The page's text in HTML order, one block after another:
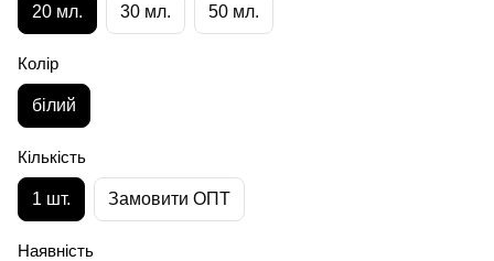
20 мл. 30 мл. 50 мл.
Колір
білий
Кількість
1 шт. Замовити ОПТ
Наявність